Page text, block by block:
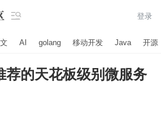
 登录
AI golang 移动开发 Java 开源
荐的天花板级别微服务